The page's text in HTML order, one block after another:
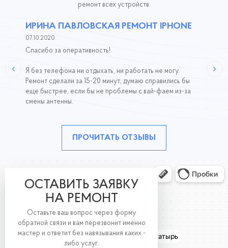
ремонт всех устройств.
ИРИНА ПАВЛОВСКАЯ РЕМОНТ IPHONE
07.10.2020
Спасибо за оперативность!
Я без телефона ни отдыхать, ни работать не могу.
Ремонт сделали за 15-20 минут, думаю справились бы
еще быстрее, если бы не проблемы с вай-фаем из-за
смены антенны.
ПРОЧИТАТЬ ОТЗЫВЫ
ОСТАВИТЬ ЗАЯВКУ
НА РЕМОНТ
Оставьте ваш вопрос через форму
обратной связи и вам перезвонит именно
мастер и ответит без навязывания каких -
либо услуг.